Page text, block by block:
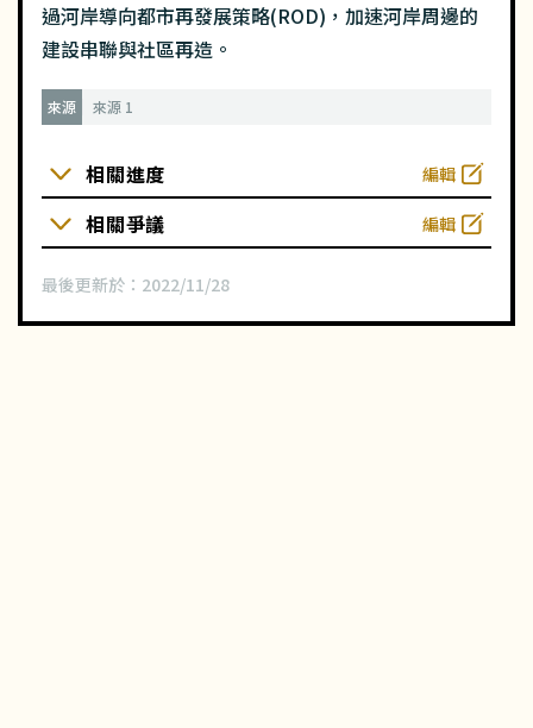
過河岸導向都市再發展策略(ROD)，加速河岸周邊的
建設串聯與社區再造。
來源 來源 1
相關進度 編輯
相關爭議 編輯
最後更新於： 2022/11/28